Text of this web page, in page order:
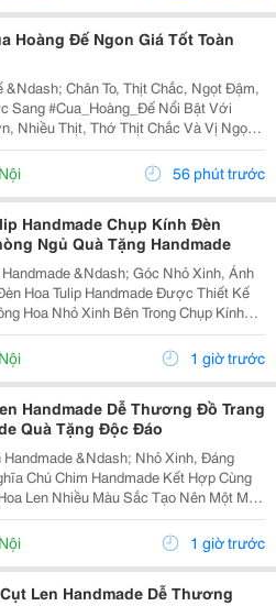
Hoàng Đế Ngon Giá Tốt Toàn
&Ndash; Chân To, Thịt Chắc, Ngọt Đậm,
Nổi Bật Với
Nhiều Thịt, Thớ Thịt Chắc Và Vị Ngọt
Chọn Cực Hợp Cho Những Bữa Tiệc
Hoan Hoặc Làm Quà Biếu Sang Trọng....
56 phút trước
Handmade Chụp Kính Đèn
Ngủ Quà Tặng Handmade
&Ndash; Góc Nhỏ Xinh, Ánh
Hoa Nhỏ Xinh Bên Trong Chụp Kính
Hợp Ánh Sáng Lung Linh Tạo Nên
Lãng Mạn. ✨ Đặc Điểm Sản
1 giờ trước
Handmade Dễ Thương Đồ Trang
Quà Tặng Độc Đáo
Handmade &Ndash; Nhỏ Xinh, Đáng
Cùng
Len Nhiều Màu Sắc Tạo Nên Một Món
Cùng Dễ Thương. Sản Phẩm Được Làm
Hợp Để Trang Trí Bàn Học, Bàn Làm
1 giờ trước
Len Handmade Dễ Thương